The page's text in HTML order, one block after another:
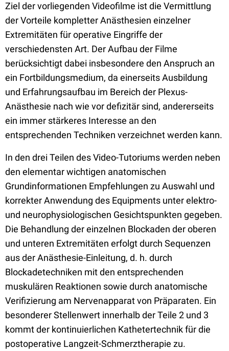
Ziel der vorliegenden Videofilme ist die Vermittlung
der Vorteile kompletter Anästhesien einzelner
Extremitäten für operative Eingriffe der
verschiedensten Art. Der Aufbau der Filme
berücksichtigt dabei insbesondere den Anspruch an
ein Fortbildungsmedium, da einerseits Ausbildung
und Erfahrungsaufbau im Bereich der Plexus-
Anästhesie nach wie vor defizitär sind, andererseits
ein immer stärkeres Interesse an den
entsprechenden Techniken verzeichnet werden kann.
In den drei Teilen des Video-Tutoriums werden neben
den elementar wichtigen anatomischen
Grundinformationen Empfehlungen zu Auswahl und
korrekter Anwendung des Equipments unter elektro-
und neurophysiologischen Gesichtspunkten gegeben.
Die Behandlung der einzelnen Blockaden der oberen
und unteren Extremitäten erfolgt durch Sequenzen
aus der Anästhesie-Einleitung, d. h. durch
Blockadetechniken mit den entsprechenden
muskulären Reaktionen sowie durch anatomische
Verifizierung am Nervenapparat von Präparaten. Ein
besonderer Stellenwert innerhalb der Teile 2 und 3
kommt der kontinuierlichen Kathetertechnik für die
postoperative Langzeit-Schmerztherapie zu.